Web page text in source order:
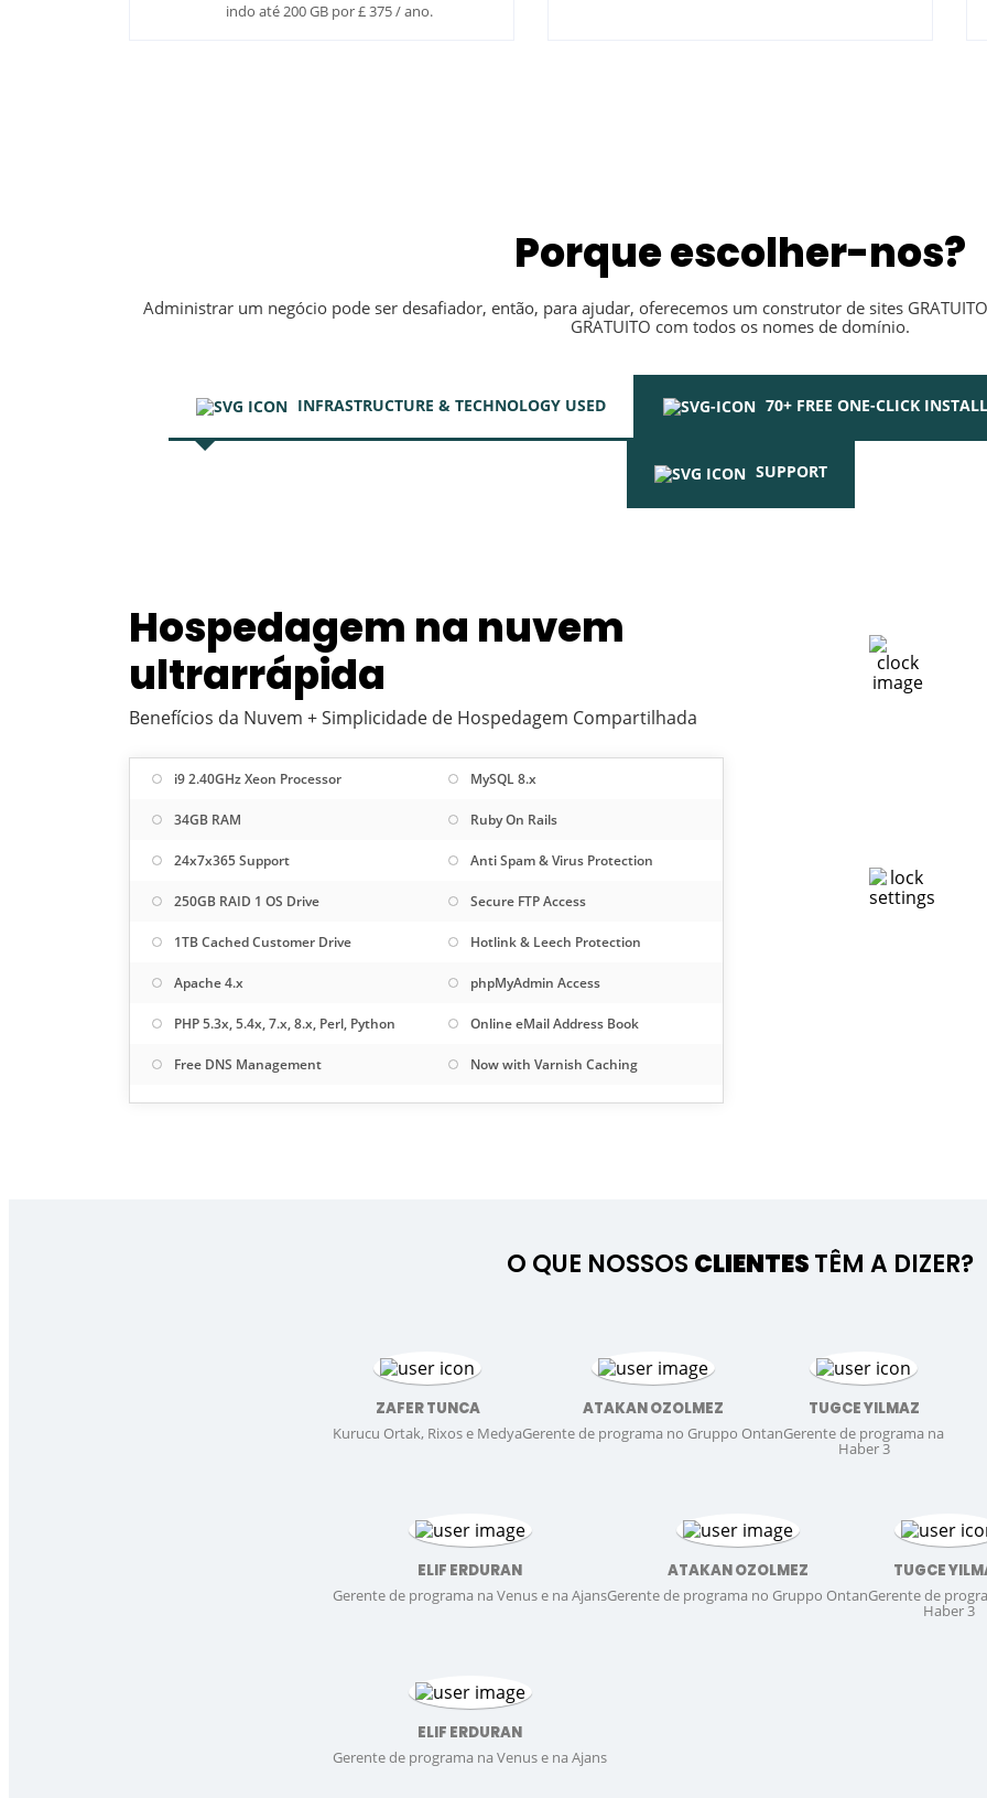
indo até 200 GB por £ 375 / ano.
Porque escolher-nos?
Administrar um negócio pode ser desafiador, então, para ajudar, oferecemos um construtor de sites
GRATUITO com todos os nomes de domínio.
INFRASTRUCTURE & TECHNOLOGY USED 70+ FREE ONE-CLICK
SUPPORT
Hospedagem na nuvem
ultrarrápida
Benefícios da Nuvem + Simplicidade de Hospedagem Compartilhada
i9 2.40GHz Xeon Processor
34GB RAM
24x7x365 Support
250GB RAID 1 OS Drive
1TB Cached Customer Drive
Apache 4.x
PHP 5.3x, 5.4x, 7.x, 8.x, Perl, Python
Free DNS Management
MySQL 8.x
Ruby On Rails
Anti Spam & Virus Protection
Secure FTP Access
Hotlink & Leech Protection
phpMyAdmin Access
Online eMail Address Book
Now with Varnish Caching
O QUE NOSSOSCLIENTESTÊM A DIZER?
ZAFER TUNCA
Kurucu Ortak, Rixos e Medya
ATAKAN OZOLMEZ
Gerente de programa no Gruppo Ontan
TUGCE YILMAZ
Gerente de programa na
Haber 3
ELIF ERDURAN
Gerente de programa na Venus e na Ajans
ATAKAN OZOLMEZ
Gerente de programa no Gruppo Ontan
TUGCE
Gerente de
Haber 3
ELIF ERDURAN
Gerente de programa na Venus e na Ajans